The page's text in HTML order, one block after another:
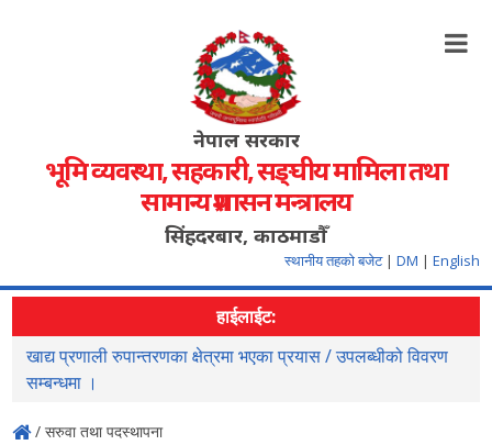
नेपाल सरकार
भूमि व्यवस्था, सहकारी, सङ्‍घीय मामिला तथा
सामान्य प्रशासन मन्त्रालय
सिंहदरबार, काठमाडौँ
स्थानीय तहको बजेट | DM | English
हाईलाईट:
खाद्य प्रणाली रुपान्तरणका क्षेत्रमा भएका प्रयास / उपलब्धीको विवरण
सम्बन्धमा ।
/ सरुवा तथा पदस्थापना